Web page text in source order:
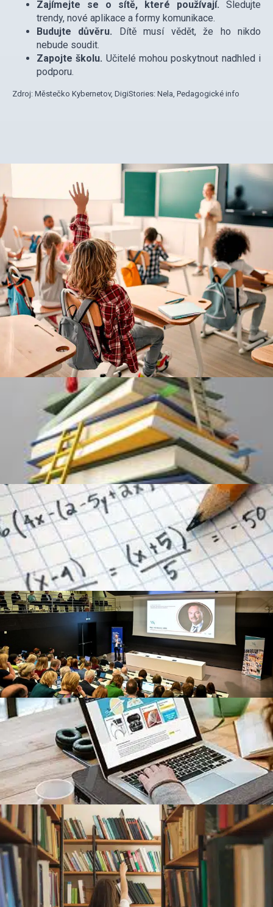
Zajímejte se o sítě, které používají. Sledujte
trendy, nové aplikace a formy komunikace.
Budujte důvěru. Dítě musí vědět, že ho nikdo
nebude soudit.
Zapojte školu. Učitelé mohou poskytnout nadhled i
podporu.
Zdroj: Městečko Kybernetov, DigiStories: Nela, Pedagogické info